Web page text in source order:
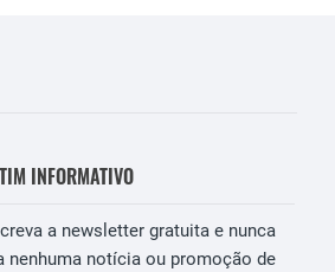
INFORMATIVO
a newsletter gratuita e nunca
nenhuma notícia ou promoção de